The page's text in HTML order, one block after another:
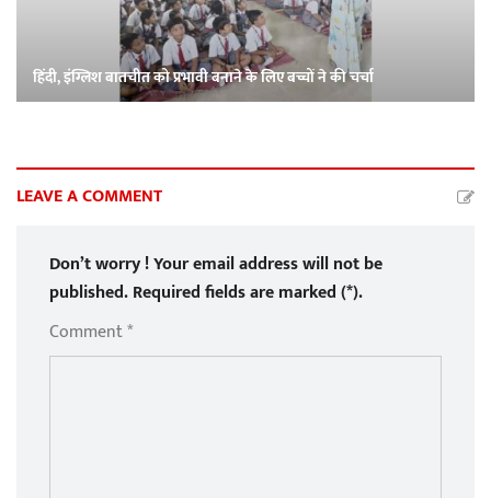
हिंदी, इंग्लिश बातचीत को प्रभावी बनाने के लिए बच्चों ने की चर्चा
LEAVE A COMMENT
Don’t worry ! Your email address will not be
published. Required fields are marked (*).
Comment *